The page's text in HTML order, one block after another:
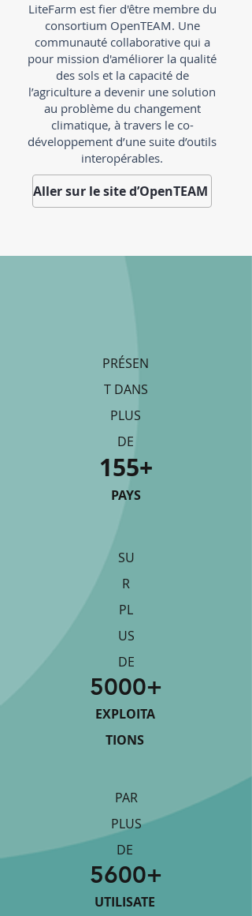
LiteFarm est fier d'être membre du
consortium OpenTEAM. Une
communauté collaborative qui a
pour mission d'améliorer la qualité
des sols et la capacité de
l’agriculture a devenir une solution
au problème du changement
climatique, à travers le co-
développement d’une suite d’outils
interopérables.
Aller sur le site d’OpenTEAM
155+
PAYS
PRÉSEN
T DANS
PLUS
DE
5000+
SU
R
PL
US
DE
EXPLOITA
TIONS
5600+
PAR
PLUS
DE
UTILISATE